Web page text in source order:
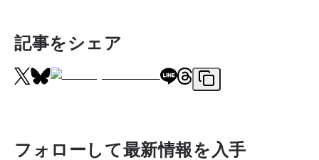
記事をシェア
フォローして最新情報を入手